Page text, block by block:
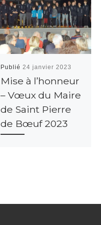
Publié24 janvier 2023
Mise à l’honneur
– Vœux du Maire
de Saint Pierre
de Bœuf 2023